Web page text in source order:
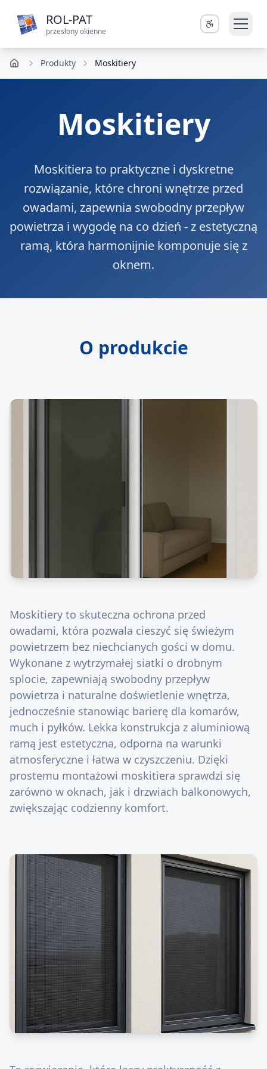
Produkty Moskitiery
ROL-PAT
przesłony okienne
Moskitiery
Moskitiera to praktyczne i dyskretne
rozwiązanie, które chroni wnętrze przed
owadami, zapewnia swobodny przepływ
powietrza i wygodę na co dzień - z estetyczną
ramą, która harmonijnie komponuje się z
oknem.
O produkcie
Moskitiery to skuteczna ochrona przed
owadami, która pozwala cieszyć się świeżym
powietrzem bez niechcianych gości w domu.
Wykonane z wytrzymałej siatki o drobnym
splocie, zapewniają swobodny przepływ
powietrza i naturalne doświetlenie wnętrza,
jednocześnie stanowiąc barierę dla komarów,
much i pyłków. Lekka konstrukcja z aluminiową
ramą jest estetyczna, odporna na warunki
atmosferyczne i łatwa w czyszczeniu. Dzięki
prostemu montażowi moskitiera sprawdzi się
zarówno w oknach, jak i drzwiach balkonowych,
zwiększając codzienny komfort.